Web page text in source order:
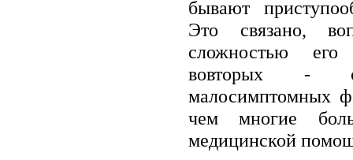
бывают
Это связано,
сложностью
вовторых -
малосимптомных
чем многие
медицинской